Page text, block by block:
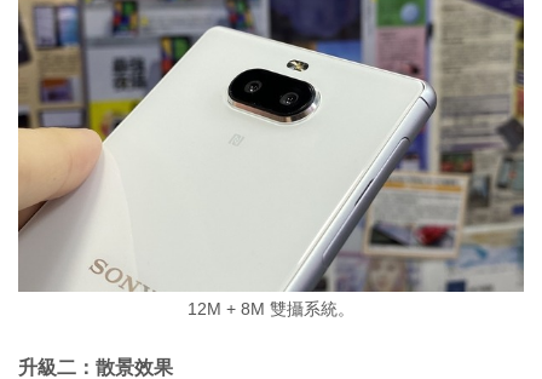
12M + 8M 雙攝系統。
升級二：散景效果